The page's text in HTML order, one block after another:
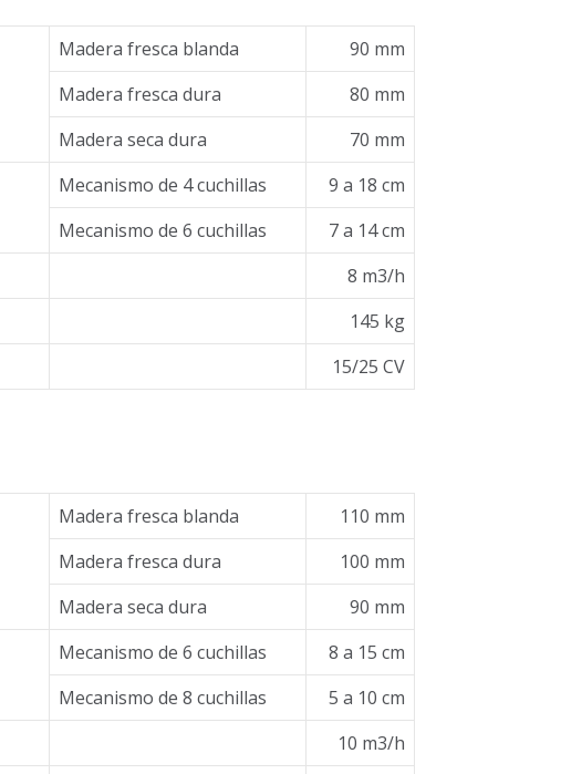
Madera fresca blanda
90 mm
Madera fresca dura
80 mm
Madera seca dura
70 mm
Mecanismo de 4 cuchillas
9 a 18 cm
Mecanismo de 6 cuchillas
7 a 14 cm
8 m3/h
145 kg
15/25 CV
Madera fresca blanda
110 mm
Madera fresca dura
100 mm
Madera seca dura
90 mm
Mecanismo de 6 cuchillas
8 a 15 cm
Mecanismo de 8 cuchillas
5 a 10 cm
10 m3/h